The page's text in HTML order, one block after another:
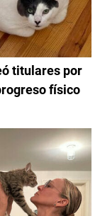
titulares por
físico